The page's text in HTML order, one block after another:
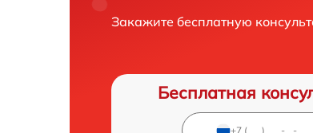
Закажите бесплатную
Бесплатная